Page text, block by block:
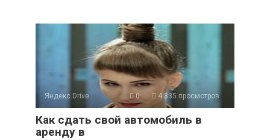
Яндекс.Drive 0 4 335 просмотров
Как сдать свой автомобиль в
аренду в